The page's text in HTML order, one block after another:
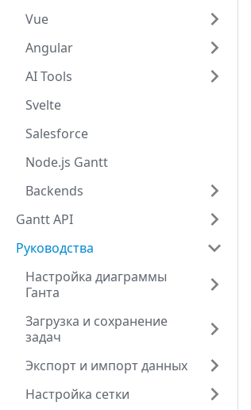
Vue
Angular
AI Tools
Svelte
Salesforce
Node.js Gantt
Backends
Gantt API
Руководства
Настройка диаграммы
Ганта
Загрузка и сохранение
задач
Экспорт и импорт данных
Настройка сетки